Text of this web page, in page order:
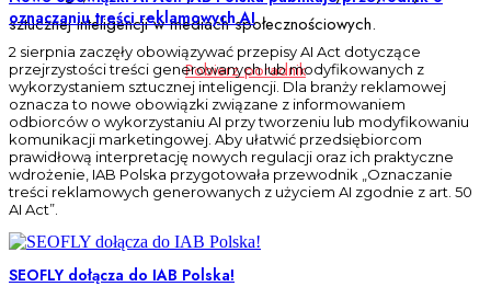
sztucznej inteligencji w mediach społecznościowych.
Pobierz poradnik
oznaczaniu treści reklamowych AI
2 sierpnia zaczęły obowiązywać przepisy AI Act dotyczące
przejrzystości treści generowanych lub modyfikowanych z
wykorzystaniem sztucznej inteligencji. Dla branży reklamowej
oznacza to nowe obowiązki związane z informowaniem
odbiorców o wykorzystaniu AI przy tworzeniu lub modyfikowaniu
komunikacji marketingowej. Aby ułatwić przedsiębiorcom
prawidłową interpretację nowych regulacji oraz ich praktyczne
wdrożenie, IAB Polska przygotowała przewodnik „Oznaczanie
treści reklamowych generowanych z użyciem AI zgodnie z art. 50
AI Act”.
SEOFLY dołącza do IAB Polska!